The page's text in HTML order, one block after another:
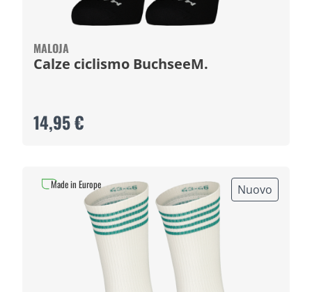
MALOJA
Calze ciclismo BuchseeM.
14,95 €
Nuovo
Made in Europe